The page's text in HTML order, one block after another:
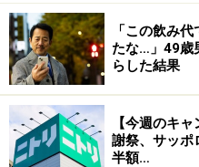
＜調査概要＞
月々の出費と内訳に関する
調査方法：インターネット
調査実施日：2026年2月12
調査対象：全国10～60代
168人、回答しない：4人
「この飲み
たな…」49歳
らした結果
【今週のキ
謝祭、サッポ
半額…